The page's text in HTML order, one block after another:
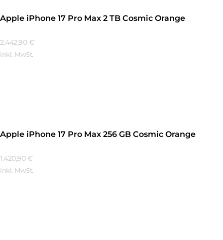
Apple iPhone 17 Pro Max 2 TB Cosmic Orange
2.442,90 €
inkl. MwSt.
Apple iPhone 17 Pro Max 256 GB Cosmic Orange
1.420,90 €
inkl. MwSt.